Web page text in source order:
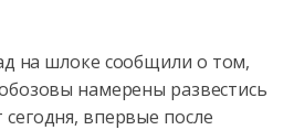
на шлоке сообщили о том,
намерены развестись
впервые после